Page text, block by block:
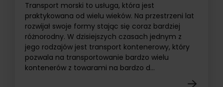
Transport morski to usługa, która jest
praktykowana od wielu wieków. Na przestrzeni lat
rozwijał swoje formy stając się coraz bardziej
różnorodny. W dzisiejszych czasach jednym z
jego rodzajów jest transport kontenerowy, który
pozwala na transportowanie bardzo wielu
kontenerów z towarami na bardzo d...